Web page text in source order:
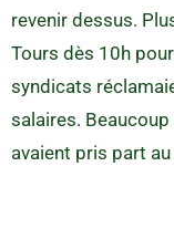
revenir dessus.
Tours dès 10h
syndicats
salaires.
avaient pris part